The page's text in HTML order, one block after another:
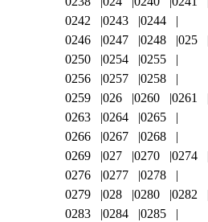
0242
0243
0244
0246
0247 0248
025
0250
0254
0255
0256
0257
0258
0259
026 0260
0261
0263
0264
0265
0266
0267
0268
0269
027 0270
0274
0276
0277
0278
0279
028 0280
0282
0283
0284
0285